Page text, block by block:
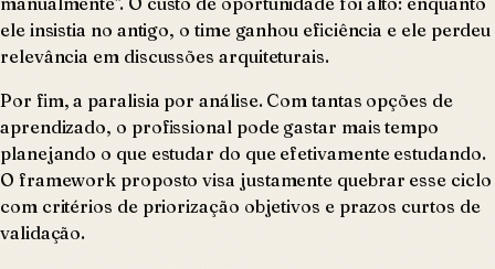
ele insistia no antigo, o time ganhou eficiência e ele perdeu
relevância em discussões arquiteturais.
Por fim, a paralisia por análise. Com tantas opções de
aprendizado, o profissional pode gastar mais tempo
planejando o que estudar do que efetivamente estudando.
O framework proposto visa justamente quebrar esse ciclo
com critérios de priorização objetivos e prazos curtos de
validação.